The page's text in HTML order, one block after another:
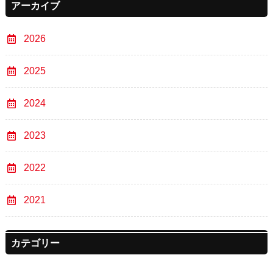
アーカイブ
2026
2025
2024
2023
2022
2021
カテゴリー